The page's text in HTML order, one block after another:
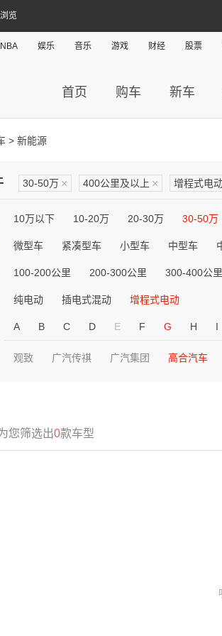
览
NBA 娱乐 音乐 游戏 财经 股票
首页 购车 新车
> 新能源
30-50万 × 400公里及以上 × 增程式电
10万以下 10-20万 20-30万 30-50万
微型车 紧凑型车 小型车 中型车
100-200公里 200-300公里 300-400公里
纯电动 插电式混动 增程式电动
A B C D E F G H I
观致 广汽传祺 广汽集团 高合汽车
您筛选出0款车型